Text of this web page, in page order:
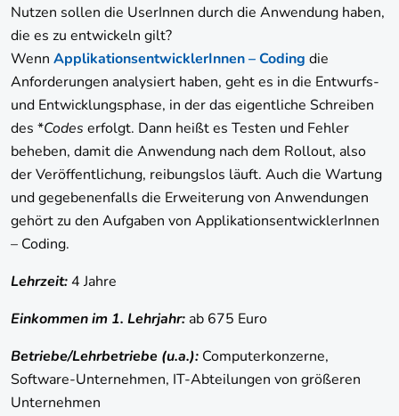
Nutzen sollen die UserInnen durch die Anwendung haben,
die es zu entwickeln gilt?
Wenn ApplikationsentwicklerInnen – Coding die
Anforderungen analysiert haben, geht es in die Entwurfs-
und Entwicklungsphase, in der das eigentliche Schreiben
des *Codes erfolgt. Dann heißt es Testen und Fehler
beheben, damit die Anwendung nach dem Rollout, also
der Veröffentlichung, reibungslos läuft. Auch die Wartung
und gegebenenfalls die Erweiterung von Anwendungen
gehört zu den Aufgaben von ApplikationsentwicklerInnen
– Coding.
Lehrzeit:4 Jahre
Einkommen im 1. Lehrjahr:ab 675 Euro
Betriebe/Lehrbetriebe (u.a.): Computerkonzerne,
Software-Unternehmen, IT-Abteilungen von größeren
Unternehmen